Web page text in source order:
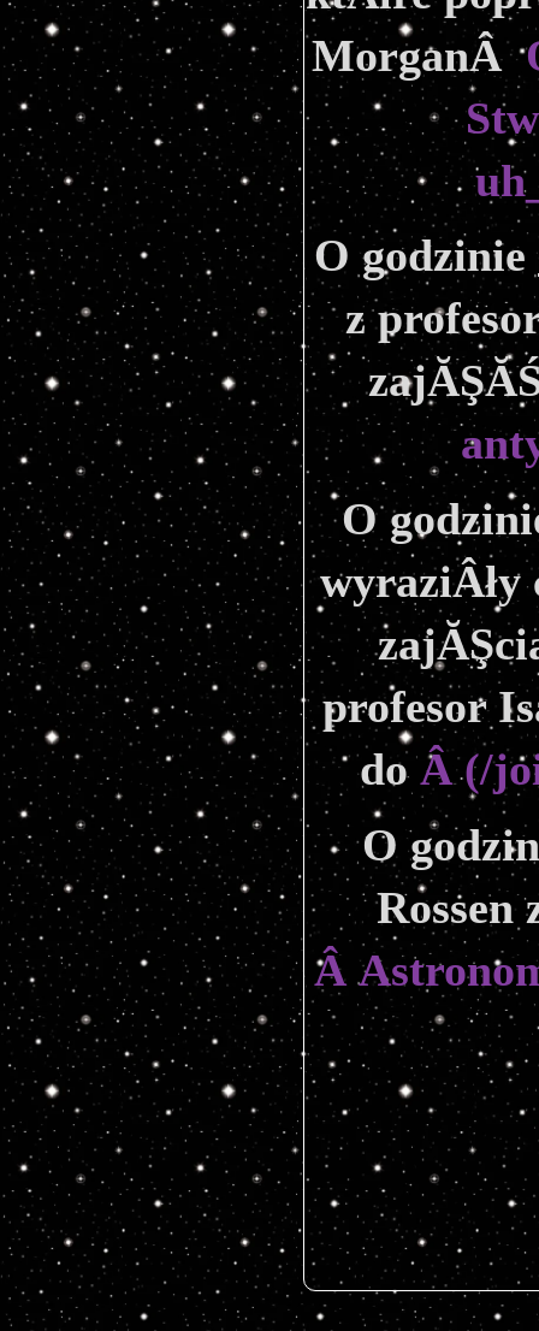
MorganÂ
O godzinie
z
O
wyraziÂły
profesor
do Â (/
O
Â